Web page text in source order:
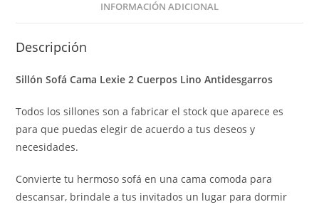
INFORMACIÓN ADICIONAL
Descripción
Sillón Sofá Cama Lexie 2 Cuerpos Lino Antidesgarros
Todos los sillones son a fabricar el stock que aparece es
para que puedas elegir de acuerdo a tus deseos y
necesidades.
Convierte tu hermoso sofá en una cama comoda para
descansar, brindale a tus invitados un lugar para dormir